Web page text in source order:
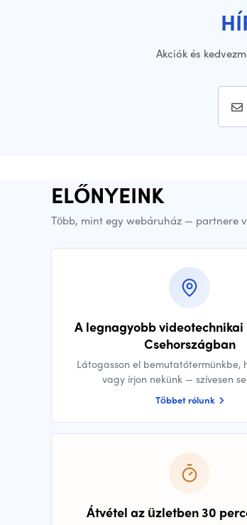
Akciók és
ELŐNYEINK
Több, mint egy webáruház — partnere
A legnagyobb videotechnikai
Csehországban
Látogasson el bemutatótermünkbe,
vagy írjon nekünk — szívesen
Többet rólunk
Átvétel az üzletben 30